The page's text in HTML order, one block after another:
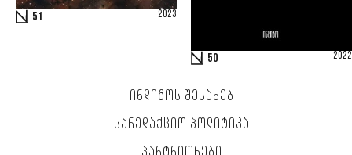
51 2023
50 2022
ᲘᲜᲓᲘᲒᲝᲡ ᲨᲔᲡᲐᲮᲔᲑ
ᲡᲐᲠᲔᲓᲐᲥᲪᲘᲝ ᲞᲝᲚᲘᲢᲘᲙᲐ